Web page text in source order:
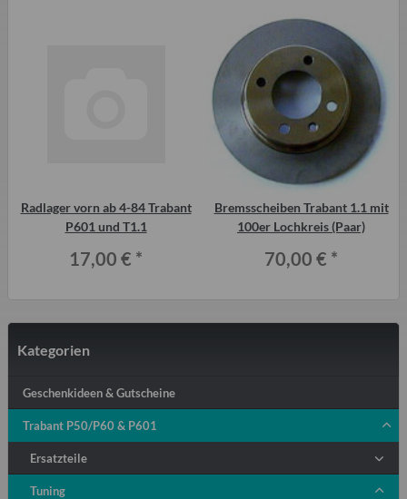
Radlager vorn ab 4-84 Trabant
P601 und T1.1
17,00 € *
Bremsscheiben Trabant 1.1 mit
100er Lochkreis (Paar)
70,00 € *
Kategorien
Geschenkideen & Gutscheine
Trabant P50/P60 & P601
Ersatzteile
Tuning